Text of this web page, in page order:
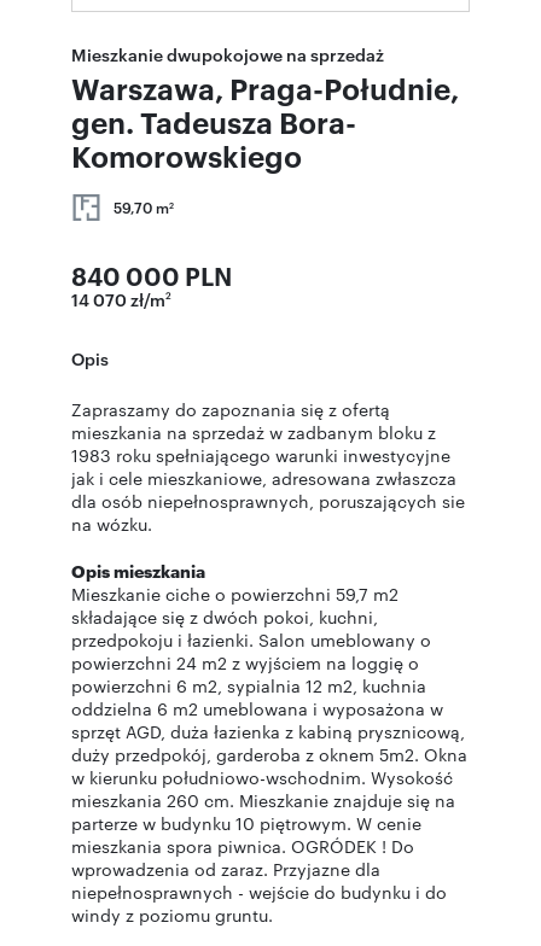
Mieszkanie dwupokojowe na sprzedaż
Warszawa, Praga-Południe,
gen. Tadeusza Bora-
Komorowskiego
59,70 m2
840 000 PLN
14 070 zł/m2
Opis
Zapraszamy do zapoznania się z ofertą
mieszkania na sprzedaż w zadbanym bloku z
1983 roku spełniającego warunki inwestycyjne
jak i cele mieszkaniowe, adresowana zwłaszcza
dla osób niepełnosprawnych, poruszających sie
na wózku.
Opis mieszkania
Mieszkanie ciche o powierzchni 59,7 m2
składające się z dwóch pokoi, kuchni,
przedpokoju i łazienki. Salon umeblowany o
powierzchni 24 m2 z wyjściem na loggię o
powierzchni 6 m2, sypialnia 12 m2, kuchnia
oddzielna 6 m2 umeblowana i wyposażona w
sprzęt AGD, duża łazienka z kabiną prysznicową,
duży przedpokój, garderoba z oknem 5m2. Okna
w kierunku południowo-wschodnim. Wysokość
mieszkania 260 cm. Mieszkanie znajduje się na
parterze w budynku 10 piętrowym. W cenie
mieszkania spora piwnica. OGRÓDEK ! Do
wprowadzenia od zaraz. Przyjazne dla
niepełnosprawnych - wejście do budynku i do
windy z poziomu gruntu.